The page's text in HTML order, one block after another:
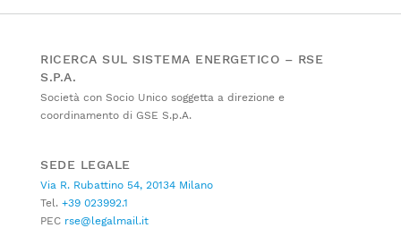
RICERCA SUL SISTEMA ENERGETICO – RSE
S.P.A.
Società con Socio Unico soggetta a direzione e
coordinamento di GSE S.p.A.
SEDE LEGALE
Via R. Rubattino 54, 20134 Milano
Tel. +39 023992.1
PEC rse@legalmail.it